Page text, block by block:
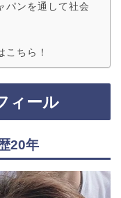
パンを通して社会
こちら！
ィール
20年